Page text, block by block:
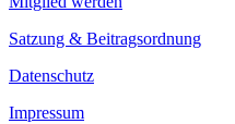
Satzung & Beitragsordnung
Datenschutz
Impressum